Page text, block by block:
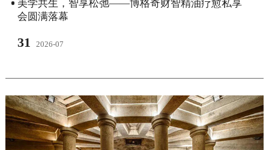
美学共生，智享松弛——博格奇财智精油疗愈私享
会圆满落幕
31 2026-07